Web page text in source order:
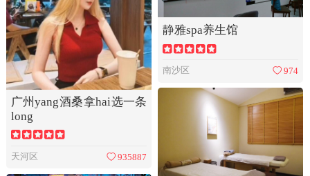
广州yang酒桑拿hai选一条
long
天河区 935887
静雅spa养生馆
南沙区 974